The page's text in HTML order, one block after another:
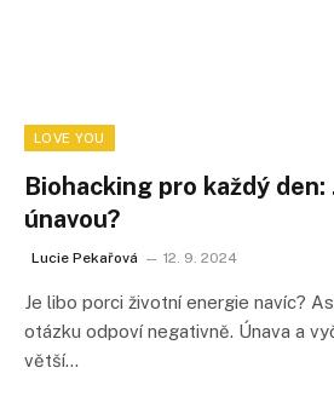
LOVE YOU
Biohacking pro každý den:
únavou?
Lucie Pekařová 12. 9. 2024
Je libo porci životní energie navíc?
otázku odpoví negativně. Únava a
větší…